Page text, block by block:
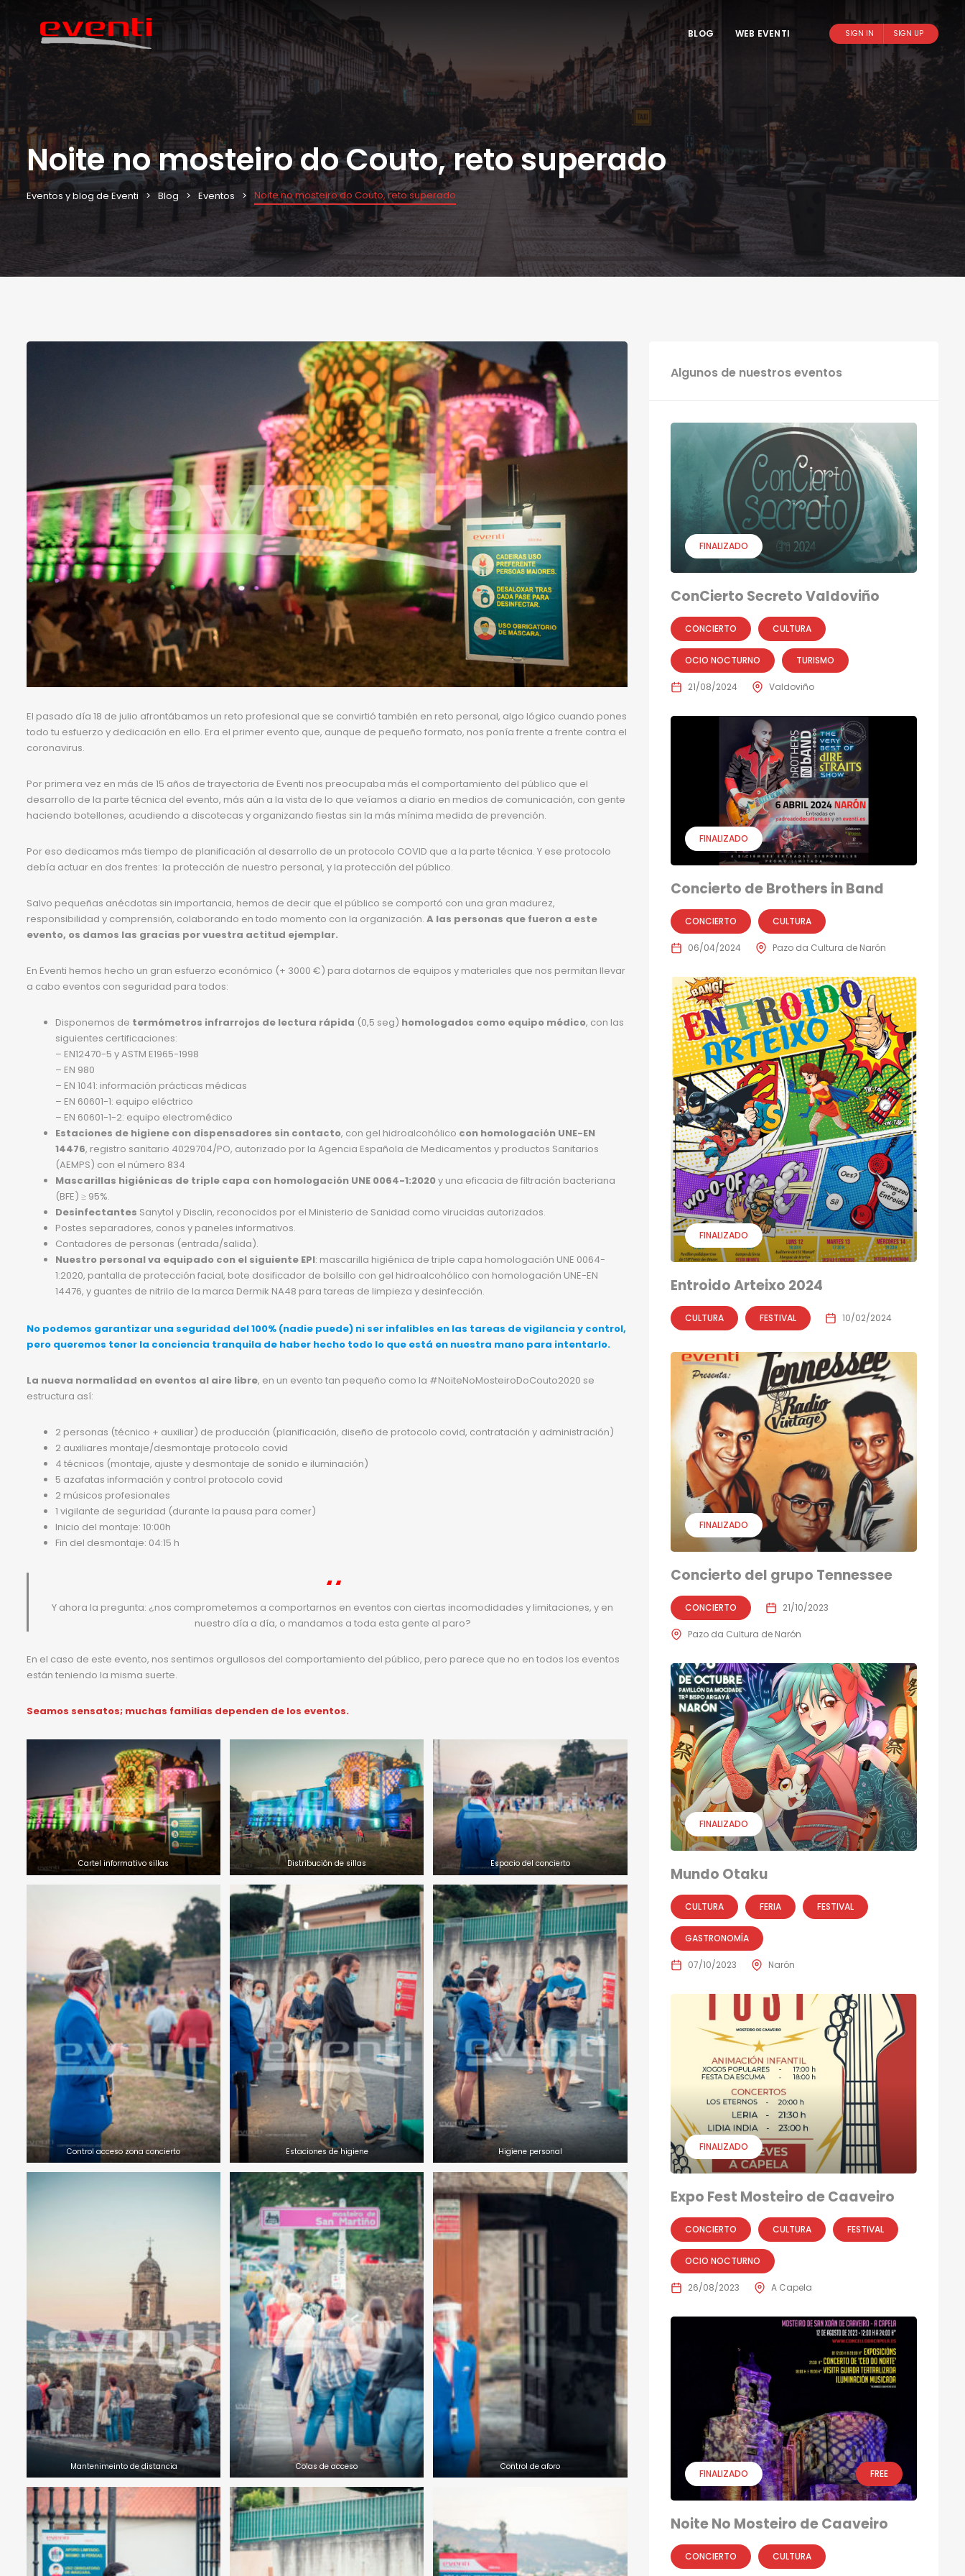
BLOG WEB EVENTI SIGN IN SIGN UP
Noite no mosteiro do Couto, reto superado
Eventos y blog de Eventi Blog Eventos Noite no mosteiro do Couto, reto superado
El pasado día 18 de julio afrontábamos un reto profesional que se convirtió también en reto personal, algo lógico cuando pones
todo tu esfuerzo y dedicación en ello. Era el primer evento que, aunque de pequeño formato, nos ponía frente a frente contra el
coronavirus.
Por primera vez en más de 15 años de trayectoria de Eventi nos preocupaba más el comportamiento del público que el
desarrollo de la parte técnica del evento, más aún a la vista de lo que veíamos a diario en medios de comunicación, con gente
haciendo botellones, acudiendo a discotecas y organizando fiestas sin la más mínima medida de prevención.
Por eso dedicamos más tiempo de planificación al desarrollo de un protocolo COVID que a la parte técnica. Y ese protocolo
debía actuar en dos frentes: la protección de nuestro personal, y la protección del público.
Salvo pequeñas anécdotas sin importancia, hemos de decir que el público se comportó con una gran madurez,
responsibilidad y comprensión, colaborando en todo momento con la organización. A las personas que fueron a este
evento, os damos las gracias por vuestra actitud ejemplar.
En Eventi hemos hecho un gran esfuerzo económico (+ 3000 €) para dotarnos de equipos y materiales que nos permitan llevar
a cabo eventos con seguridad para todos:
Disponemos de termómetros infrarrojos de lectura rápida (0,5 seg) homologados como equipo médico, con las
siguientes certificaciones:
– EN12470-5 y ASTM E1965-1998
– EN 980
– EN 1041: información prácticas médicas
– EN 60601-1: equipo eléctrico
– EN 60601-1-2: equipo electromédico
Estaciones de higiene con dispensadores sin contacto, con gel hidroalcohólico con homologación UNE-EN
14476, registro sanitario 4029704/PO, autorizado por la Agencia Española de Medicamentos y productos Sanitarios
(AEMPS) con el número 834
Mascarillas higiénicas de triple capa con homologación UNE 0064-1:2020y una eficacia de filtración bacteriana
(BFE) ≥ 95%.
Desinfectantes Sanytol y Disclin, reconocidos por el Ministerio de Sanidad como virucidas autorizados.
Postes separadores, conos y paneles informativos.
Contadores de personas (entrada/salida).
Nuestro personal va equipado con el siguiente EPI: mascarilla higiénica de triple capa homologación UNE 0064-
1:2020, pantalla de protección facial, bote dosificador de bolsillo con gel hidroalcohólico con homologación UNE-EN
14476, y guantes de nitrilo de la marca Dermik NA48 para tareas de limpieza y desinfección.
No podemos garantizar una seguridad del 100% (nadie puede) ni ser infalibles en las tareas de vigilancia y control,
pero queremos tener la conciencia tranquila de haber hecho todo lo que está en nuestra mano para intentarlo.
La nueva normalidad en eventos al aire libre, en un evento tan pequeño como la #NoiteNoMosteiroDoCouto2020 se
estructura así:
2 personas (técnico + auxiliar) de producción (planificación, diseño de protocolo covid, contratación y administración)
2 auxiliares montaje/desmontaje protocolo covid
4 técnicos (montaje, ajuste y desmontaje de sonido e iluminación)
5 azafatas información y control protocolo covid
2 músicos profesionales
1 vigilante de seguridad (durante la pausa para comer)
Inicio del montaje: 10:00h
Fin del desmontaje: 04:15 h
Y ahora la pregunta: ¿nos comprometemos a comportarnos en eventos con ciertas incomodidades y limitaciones, y en
nuestro día a día, o mandamos a toda esta gente al paro?
En el caso de este evento, nos sentimos orgullosos del comportamiento del público, pero parece que no en todos los eventos
están teniendo la misma suerte.
Seamos sensatos; muchas familias dependen de los eventos.
Cartel informativo sillas Distribución de sillas Espacio del concierto
Control acceso zona concierto Estaciones de higiene Higiene personal
Mantenimeinto de distancia Colas de acceso Control de aforo
Algunos de nuestros eventos
FINALIZADO
ConCierto Secreto Valdoviño
CONCIERTO CULTURA
OCIO NOCTURNO TURISMO
21/08/2024 Valdoviño
FINALIZADO
Concierto de Brothers in Band
CONCIERTO CULTURA
06/04/2024 Pazo da Cultura de Narón
FINALIZADO
Entroido Arteixo 2024
CULTURA FESTIVAL 10/02/2024
FINALIZADO
Concierto del grupo Tennessee
CONCIERTO 21/10/2023
Pazo da Cultura de Narón
FINALIZADO
Mundo Otaku
CULTURA FERIA FESTIVAL
GASTRONOMÍA
07/10/2023 Narón
FINALIZADO
Expo Fest Mosteiro de Caaveiro
CONCIERTO CULTURA FESTIVAL
OCIO NOCTURNO
26/08/2023 A Capela
FINALIZADO FREE
Noite No Mosteiro de Caaveiro
CONCIERTO CULTURA